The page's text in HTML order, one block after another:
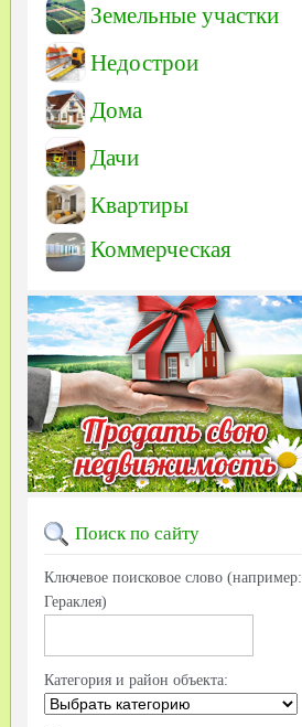
Земельные участки
Недострои
Дома
Дачи
Квартиры
Коммерческая
Поискпо сайту
Ключевое поисковое слово (например:
Гераклея)
Категория и район объекта: